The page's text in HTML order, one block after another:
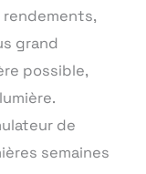
rendements,
grand
possible,
de
semaines